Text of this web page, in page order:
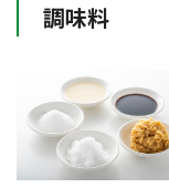
調味料